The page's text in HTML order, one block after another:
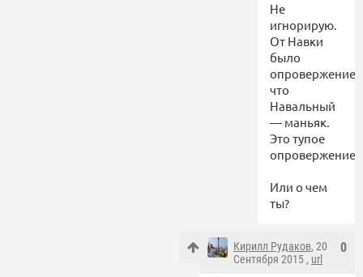
Не
игнорирую.
От Навки
было
опровержение,
что
Навальный
— маньяк.
Это тупое
опровержение.
Или о чем
ты?
0
Кирилл Рудаков, 20
Сентября 2015 , url